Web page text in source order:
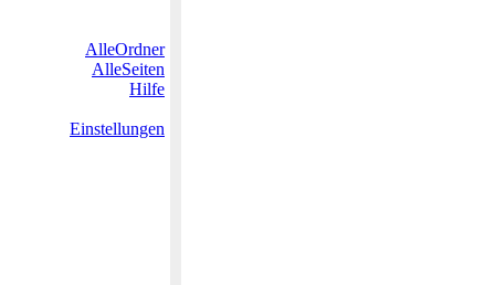
AlleOrdner
AlleSeiten
Hilfe
Einstellungen